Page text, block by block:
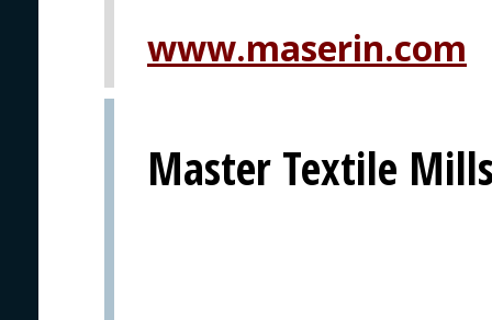
www.maserin.com
Master Textile